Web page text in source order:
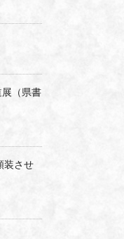
展（県書
装させ